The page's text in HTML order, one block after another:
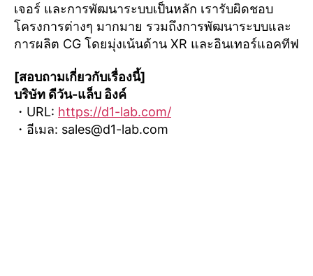
เจอร์ และการพัฒนาระบบเป็นหลัก เรารับผิดชอบ
โครงการต่างๆ มากมาย รวมถึงการพัฒนาระบบและ
การผลิต CG โดยมุ่งเน้นด้าน XR และอินเทอร์แอคทีฟ
[สอบถามเกี่ยวกับเรื่องนี้]
บริษัท ดีวัน-แล็บ อิงค์
・URL: https://d1-lab.com/
・อีเมล: sales@d1-lab.com